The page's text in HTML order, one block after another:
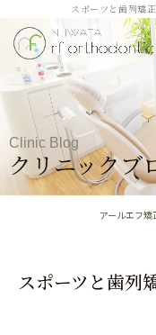
スポーツと歯列矯
Clinic Blog
クリニックブ
アールエフ
スポーツと歯列